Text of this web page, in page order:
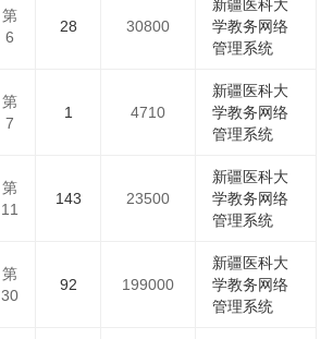
第
6
28 30800
新疆医科大
学教务网络
管理系统
第
7
1 4710
新疆医科大
学教务网络
管理系统
第
11
143 23500
新疆医科大
学教务网络
管理系统
第
30
92 199000
新疆医科大
学教务网络
管理系统